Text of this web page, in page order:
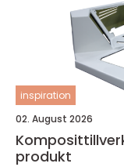
inspiration
02. August 2026
Komposittillverkning från
produkt